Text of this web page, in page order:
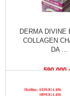
Hô
Chống
viêm,
nề,
ứng
DERMA DIVINE
COLLAGEN
DA ...
590,000